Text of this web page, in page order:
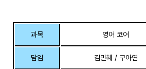
과목 영어 코어
담임 김민혜 / 구아연